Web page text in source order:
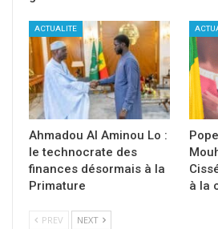
ACTUALITE
Ahmadou Al Aminou Lo :
le technocrate des
finances désormais à la
Primature
à la
PREV NEXT